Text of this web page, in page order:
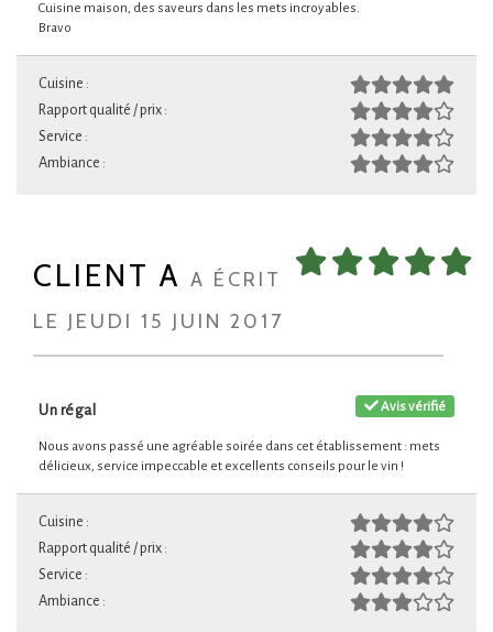
Cuisine maison, des saveurs dans les mets incroyables.
Bravo
Cuisine :
Rapport qualité / prix :
Service :
Ambiance :
CLIENT A A ÉCRIT
LE JEUDI 15 JUIN 2017
Avis vérifié
Un régal
Nous avons passé une agréable soirée dans cet établissement : mets
délicieux, service impeccable et excellents conseils pour le vin !
Cuisine :
Rapport qualité / prix :
Service :
Ambiance :